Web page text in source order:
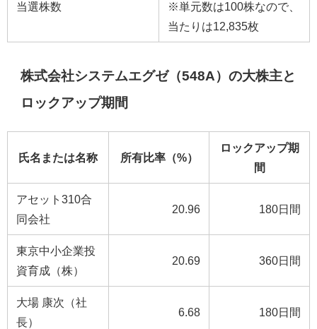
当選株数
※単元数は100株なので、
当たりは12,835枚
株式会社システムエグゼ（548A）の大株主と
ロックアップ期間
氏名または名称 所有比率（%）
ロックアップ期
間
アセット310合
同会社
20.96 180日間
東京中小企業投
資育成（株）
20.69 360日間
大場 康次（社
長）
6.68 180日間